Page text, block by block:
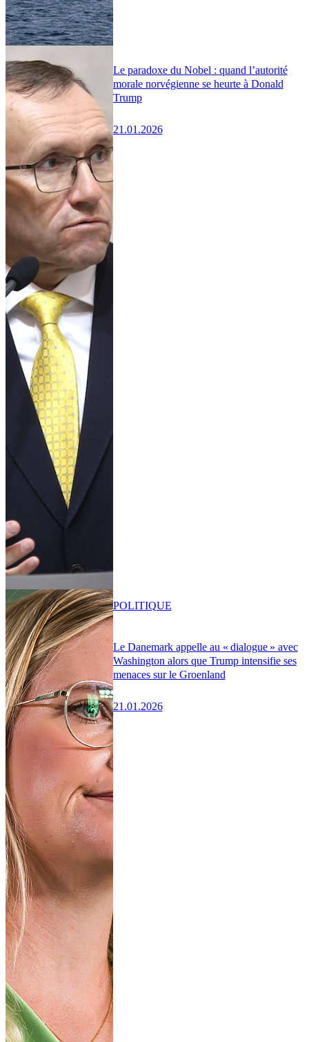
Le paradoxe du Nobel : quand l’autorité
morale norvégienne se heurte à Donald
Trump
21.01.2026
Le Danemark appelle au « dialogue » avec
Washington alors que Trump intensifie ses
menaces sur le Groenland
21.01.2026
POLITIQUE